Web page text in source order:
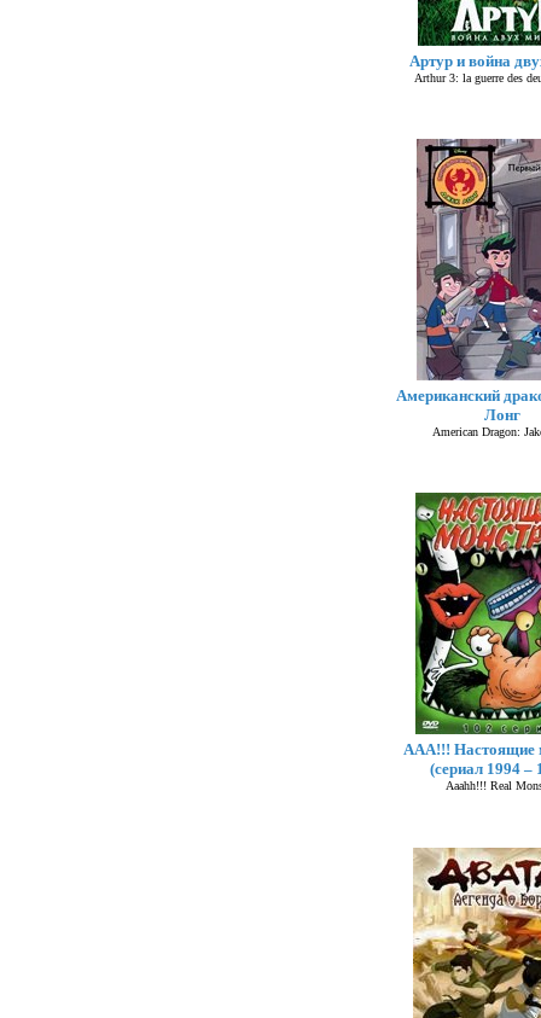
Артур и война
Arthur 3: la guerre des
Американский
Лонг
American Dragon:
ААА!!! Настоящие
(сериал 1994 –
Aaahh!!! Real